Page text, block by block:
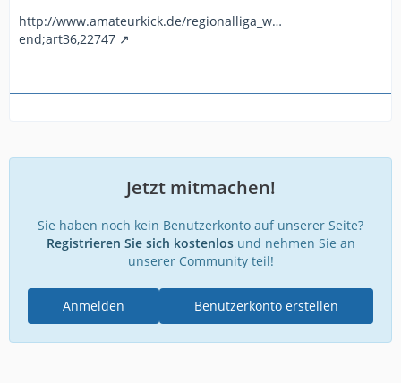
http://www.amateurkick.de/regionalliga_w…
end;art36,22747
Jetzt mitmachen!
Sie haben noch kein Benutzerkonto auf unserer Seite?
Registrieren Sie sich kostenlosund nehmen Sie an
unserer Community teil!
Benutzerkonto erstellen
Anmelden